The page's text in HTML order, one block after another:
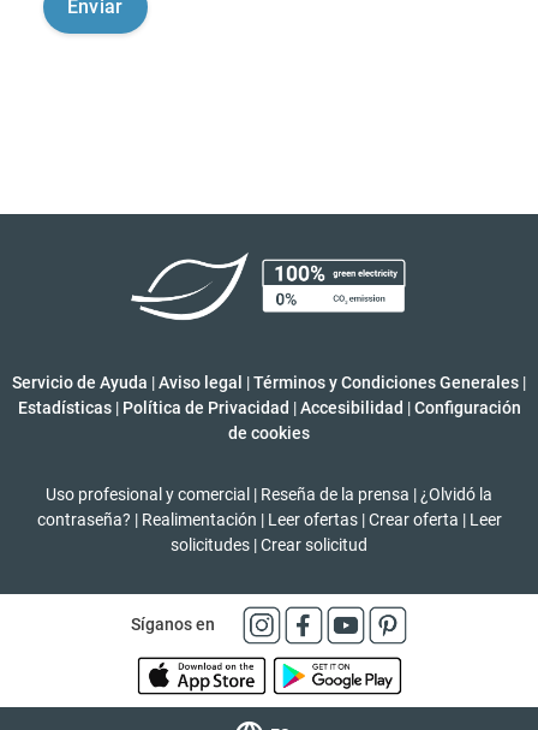
Servicio de Ayuda |Aviso legal |Términos y Condiciones Generales |
Estadísticas | Política de Privacidad | Accesibilidad | Configuración
de cookies
Uso profesional y comercial | Reseña de la prensa | ¿Olvidó la
contraseña? | Realimentación | Leer ofertas | Crear oferta | Leer
solicitudes |Crear solicitud
Síganos en